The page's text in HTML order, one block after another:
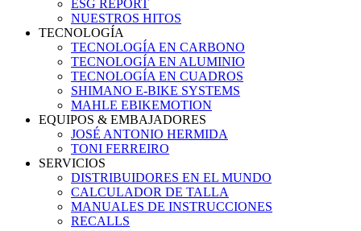
ESG REPORT
NUESTROS HITOS
TECNOLOGÍA
TECNOLOGÍA EN CARBONO
TECNOLOGÍA EN ALUMINIO
TECNOLOGÍA EN CUADROS
SHIMANO E-BIKE SYSTEMS
MAHLE EBIKEMOTION
EQUIPOS & EMBAJADORES
JOSÉ ANTONIO HERMIDA
TONI FERREIRO
SERVICIOS
DISTRIBUIDORES EN EL MUNDO
CALCULADOR DE TALLA
MANUALES DE INSTRUCCIONES
RECALLS